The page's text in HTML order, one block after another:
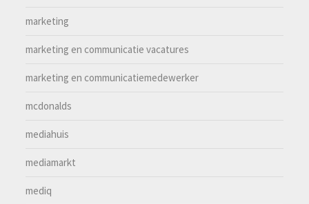
marketing
marketing en communicatie vacatures
marketing en communicatiemedewerker
mcdonalds
mediahuis
mediamarkt
mediq